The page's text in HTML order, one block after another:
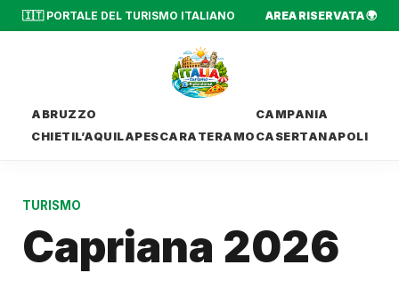
🇮🇹 PORTALE DEL TURISMO ITALIANO AREA RISERVATA 🌍
ABRUZZO
CHIETIL’AQUILAPESCARA TERAMO
CAMPANIA
CASERTANAPOLI
TURISMO
Capriana 2026